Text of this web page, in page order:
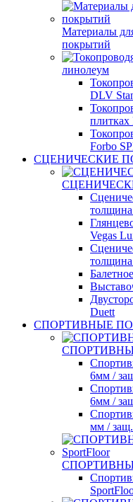
Материалы
покрытий
линолеум
DLV
плитках
Forbo
СЦЕНИЧЕСКИЕ
Vegas
Duett
СПОРТИВНЫЕ
6мм /
6мм /
мм /